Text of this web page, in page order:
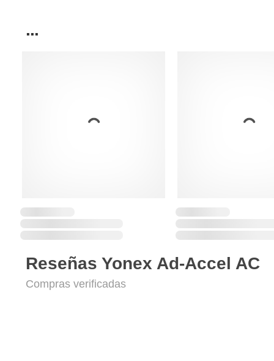
...
Reseñas Yonex Ad-Accel AC
Compras verificadas